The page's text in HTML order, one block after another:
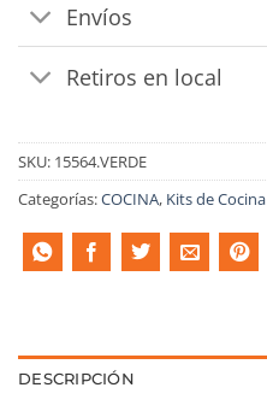
Envíos
Retiros en local
SKU: 15564.VERDE
Categorías:COCINA, Kits de Cocina
DESCRIPCIÓN